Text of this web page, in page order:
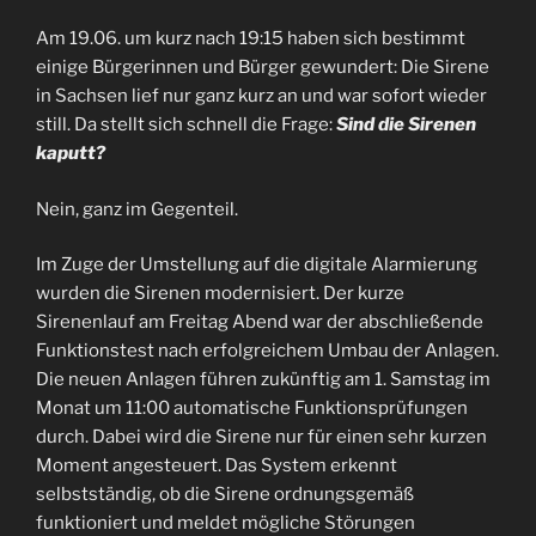
Am 19.06. um kurz nach 19:15 haben sich bestimmt
einige Bürgerinnen und Bürger gewundert: Die Sirene
in Sachsen lief nur ganz kurz an und war sofort wieder
still. Da stellt sich schnell die Frage:Sind die Sirenen
kaputt?
Nein, ganz im Gegenteil.
Im Zuge der Umstellung auf die digitale Alarmierung
wurden die Sirenen modernisiert. Der kurze
Sirenenlauf am Freitag Abend war der abschließende
Funktionstest nach erfolgreichem Umbau der Anlagen.
Die neuen Anlagen führen zukünftig am 1. Samstag im
Monat um 11:00 automatische Funktionsprüfungen
durch. Dabei wird die Sirene nur für einen sehr kurzen
Moment angesteuert. Das System erkennt
selbstständig, ob die Sirene ordnungsgemäß
funktioniert und meldet mögliche Störungen